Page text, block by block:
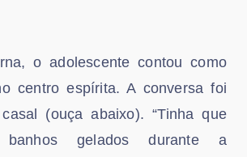
o adolescente contou como
centro espírita. A conversa foi
(ouça abaixo). “Tinha que
gelados durante a